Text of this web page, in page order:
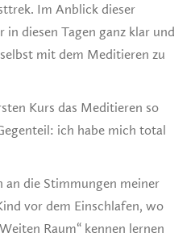
Im Anblick dieser
diesen Tagen ganz klar und
mit dem Meditieren zu
Kurs das Meditieren so
ich habe mich total
die Stimmungen meiner
vor dem Einschlafen, wo
Raum“ kennen lernen